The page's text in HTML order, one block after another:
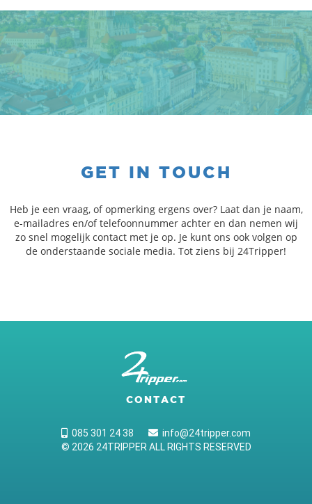
GET IN TOUCH
Heb je een vraag, of opmerking ergens over? Laat dan je naam,
e-mailadres en/of telefoonnummer achter en dan nemen wij
zo snel mogelijk contact met je op. Je kunt ons ook volgen op
de onderstaande sociale media. Tot ziens bij 24Tripper!
CONTACT
085 301 24 38
info@24tripper.com
© 2026 24TRIPPER ALL RIGHTS RESERVED